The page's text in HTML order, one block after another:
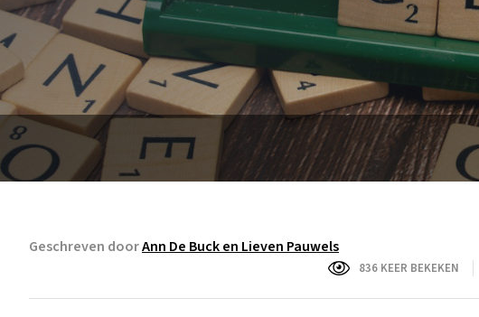
Geschreven doorAnn De Buck en Lieven Pauwels
836 KEER BEKEKEN